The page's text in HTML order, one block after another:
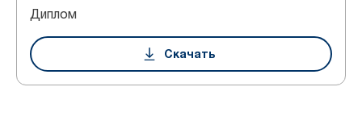
Диплом
Скачать